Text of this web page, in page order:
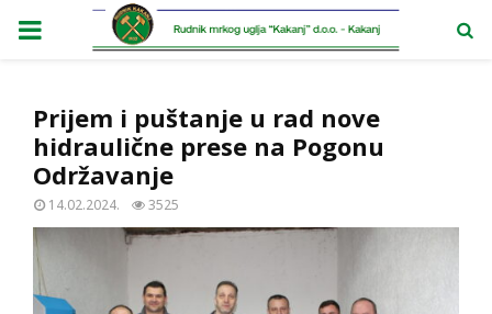
PRIMARY
Prijem i puštanje u rad nove
hidraulične prese na Pogonu
Održavanje
14.02.2024. 3525